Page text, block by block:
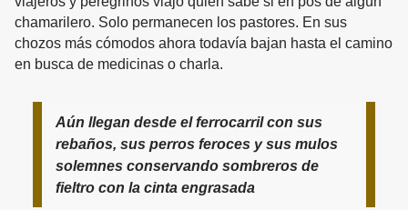
chamarilero. Solo permanecen los pastores. En sus
chozos más cómodos ahora todavía bajan hasta el camino
en busca de medicinas o charla.
Aún llegan desde el ferrocarril con sus
rebaños, sus perros feroces y sus mulos
solemnes conservando sombreros de
fieltro con la cinta engrasada